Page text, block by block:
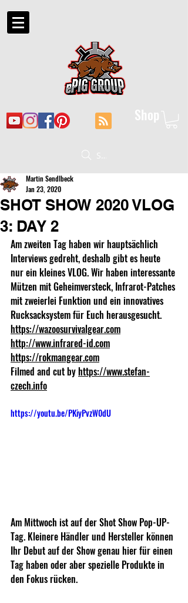
Shop
Suche
SHOT SHOW 2020 VLOG
3: DAY 2
Martin Sendlbeck
Jan 23, 2020
Am zweiten Tag haben wir hauptsächlich
Interviews gedreht, deshalb gibt es heute
nur ein kleines VLOG. Wir haben interessante
Mützen mit Geheimversteck, Infrarot-Patches
mit zweierlei Funktion und ein innovatives
Rucksacksystem für Euch herausgesucht.
https://wazoosurvivalgear.com
http://www.infrared-id.com
https://rokmangear.com
Filmed and cut by https://www.stefan-
czech.info
https://youtu.be/PKiyPvzW0dU
Am Mittwoch ist auf der Shot Show Pop-UP-
Tag. Kleinere Händler und Hersteller können
Ihr Debut auf der Show genau hier für einen
Tag haben oder aber spezielle Produkte in
den Fokus rücken.